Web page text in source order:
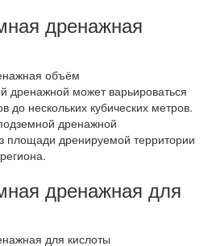
дренажная
дренажной может варьироваться
до нескольких кубических метров.
дренажной
площади дренируемой территории
дренажная для